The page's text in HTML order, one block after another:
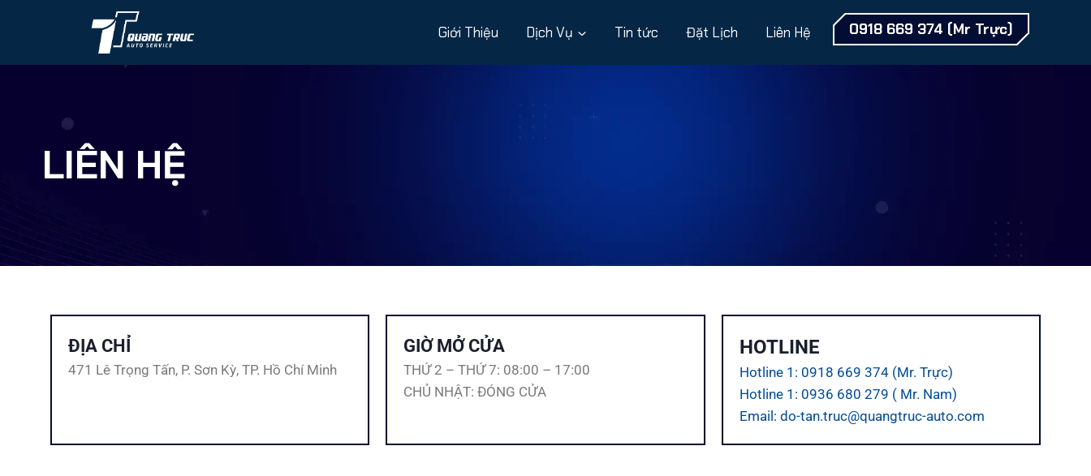
Giới Thiệu Dịch Vụ Tin tức Đặt Lịch Liên Hệ 0918 669 374 (Mr Trực)
LIÊN HỆ
ĐỊA CHỈ
471 Lê Trọng Tấn, P. Sơn Kỳ, TP. Hồ Chí Minh
GIỜ MỞ CỬA
THỨ 2 – THỨ 7: 08:00 – 17:00
CHỦ NHẬT: ĐÓNG CỬA
HOTLINE
Hotline 1: 0918 669 374 (Mr. Trực)
Hotline 1: 0936 680 279 ( Mr. Nam)
Email: do-tan.truc@quangtruc-auto.com